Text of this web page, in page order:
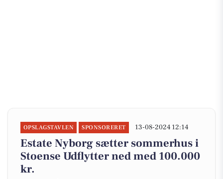
OPSLAGSTAVLEN SPONSORERET 13-08-2024 12:14
Estate Nyborg sætter sommerhus i
Stoense Udflytter ned med 100.000
kr.